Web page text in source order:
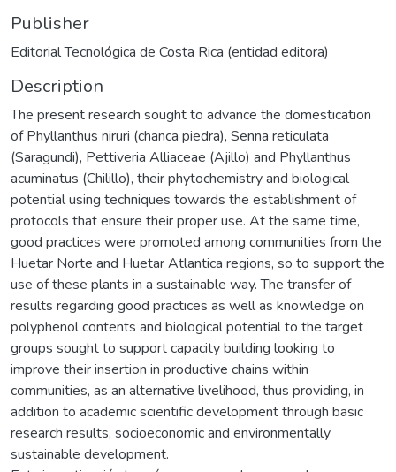
Publisher
Editorial Tecnológica de Costa Rica (entidad editora)
Description
The present research sought to advance the domestication
of Phyllanthus niruri (chanca piedra), Senna reticulata
(Saragundi), Pettiveria Alliaceae (Ajillo) and Phyllanthus
acuminatus (Chilillo), their phytochemistry and biological
potential using techniques towards the establishment of
protocols that ensure their proper use. At the same time,
good practices were promoted among communities from the
Huetar Norte and Huetar Atlantica regions, so to support the
use of these plants in a sustainable way. The transfer of
results regarding good practices as well as knowledge on
polyphenol contents and biological potential to the target
groups sought to support capacity building looking to
improve their insertion in productive chains within
communities, as an alternative livelihood, thus providing, in
addition to academic scientific development through basic
research results, socioeconomic and environmentally
sustainable development.